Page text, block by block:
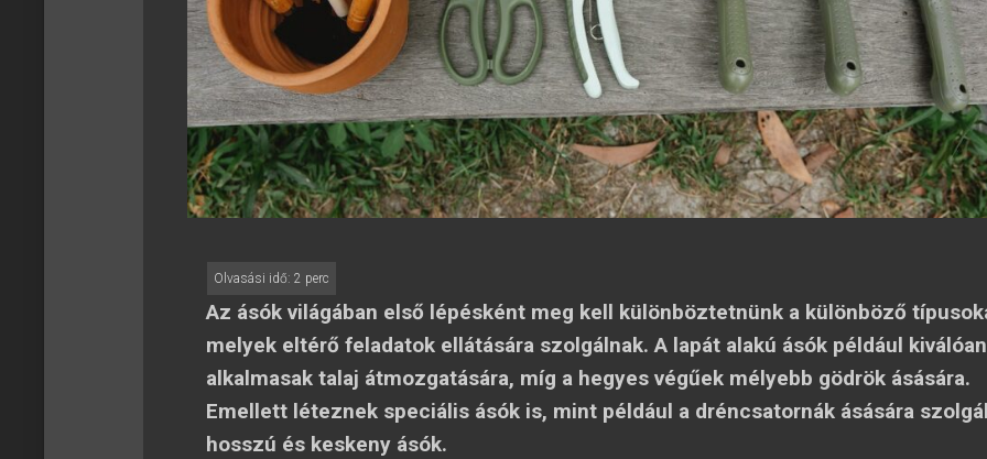
Az ásók világában első lépésként meg kell különböztetnünk a különböző
melyek eltérő feladatok ellátására szolgálnak. A lapát alakú ásók például kiválóan
alkalmasak talaj átmozgatására, míg a hegyes végűek mélyebb gödrök ásására.
Emellett léteznek speciális ásók is, mint például a dréncsatornák ásására
hosszú és keskeny ásók.